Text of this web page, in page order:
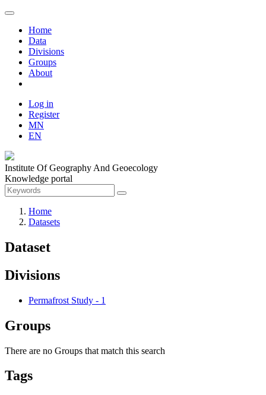
Home
Data
Divisions
Groups
About
Log in
Register
MN
EN
Institute Of Geography And Geoecology
Knowledge portal
Home
Datasets
Dataset
Divisions
Permafrost Study - 1
Groups
There are no Groups that match this search
Tags